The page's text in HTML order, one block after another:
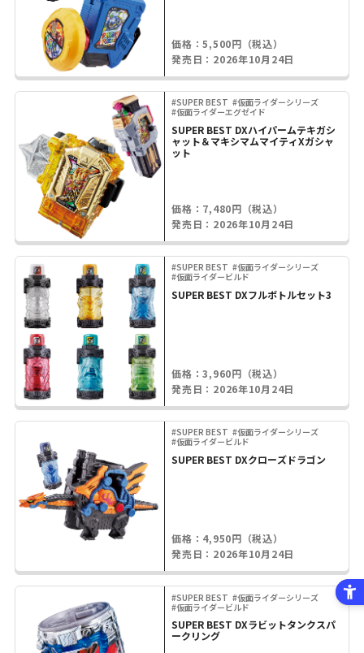
価格：5,500円（税込）
発売日：2026年10月24日
#SUPER BEST #仮面ライダーシリーズ
#仮面ライダーエグゼイド
SUPER BEST DXハイパームテキガシ
ャット＆マキシマムマイティXガシャ
ット
価格：7,480円（税込）
発売日：2026年10月24日
#SUPER BEST #仮面ライダーシリーズ
#仮面ライダービルド
SUPER BEST DXフルボトルセット3
価格：3,960円（税込）
発売日：2026年10月24日
#SUPER BEST #仮面ライダーシリーズ
#仮面ライダービルド
SUPER BEST DXクローズドラゴン
価格：4,950円（税込）
発売日：2026年10月24日
#SUPER BEST #仮面ライダーシリーズ
#仮面ライダービルド
SUPER BEST DXラビットタンクスパ
ークリング